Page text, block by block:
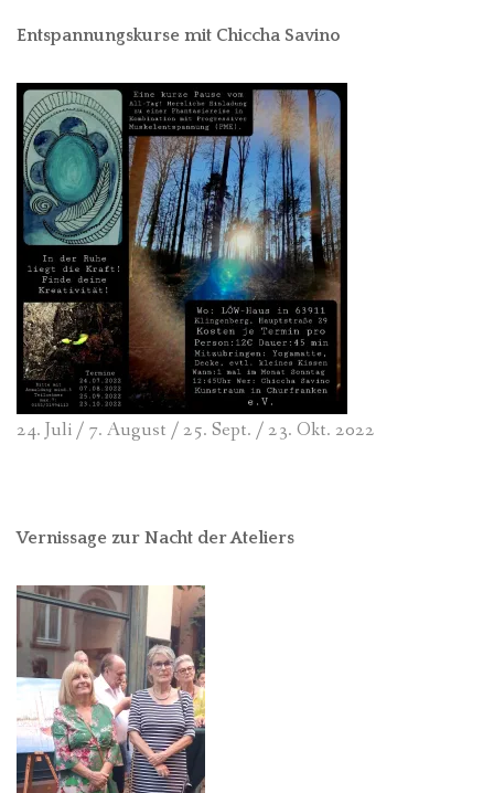
Entspannungskurse mit Chiccha Savino
24. Juli / 7. August / 25. Sept. / 23. Okt. 2022
Vernissage zur Nacht der Ateliers